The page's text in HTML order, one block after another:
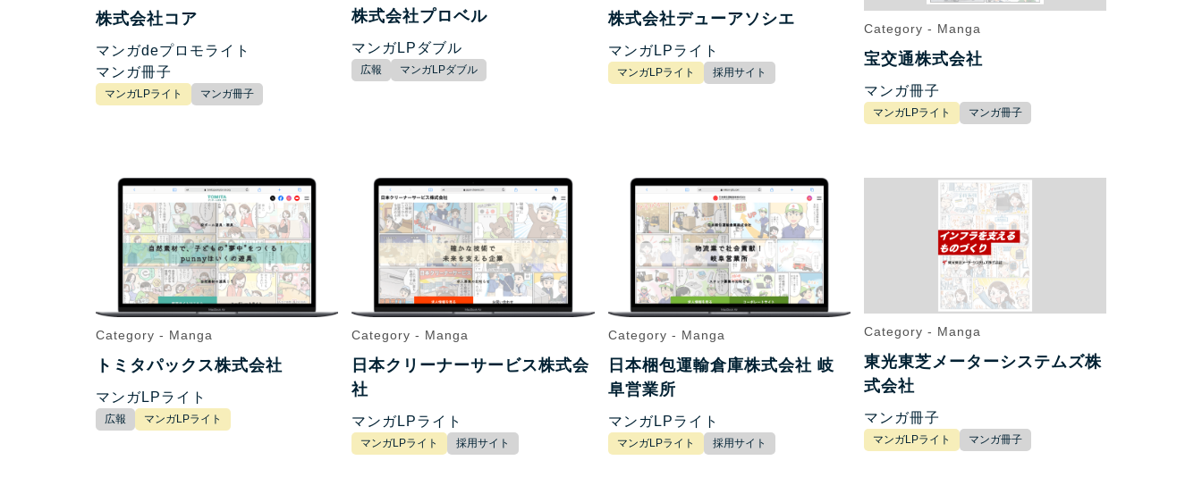
株式会社コア
マンガdeプロモライト
マンガ冊子
マンガLPライト マンガ冊子
株式会社プロベル
マンガLPダブル
広報 マンガLPダブル
株式会社デューアソシエ
マンガLPライト
マンガLPライト 採用サイト
Category - Manga
宝交通株式会社
マンガ冊子
マンガLPライト マンガ冊子
Category - Manga
トミタパックス株式会社
マンガLPライト
広報 マンガLPライト
Category - Manga
日本クリーナーサービス株式会
社
マンガLPライト
マンガLPライト 採用サイト
Category - Manga
日本梱包運輸倉庫株式会社 岐
阜営業所
マンガLPライト
マンガLPライト 採用サイト
Category - Manga
東光東芝メーターシステムズ株
式会社
マンガ冊子
マンガLPライト マンガ冊子